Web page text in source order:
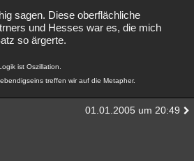
sagen. Diese oberflächliche
und Hesses war es, die mich
so ärgerte.
ist Oszillation.
treffen wir auf die Metapher.
01.01.2005 um 20:49